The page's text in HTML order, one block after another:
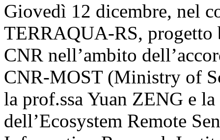
Giovedì 12 dicembre, nel
TERRAQUA-RS, progetto
CNR nell’ambito
CNR-MOST (Ministry of
la prof.ssa Yuan ZENG e
dell’Ecosystem Remote